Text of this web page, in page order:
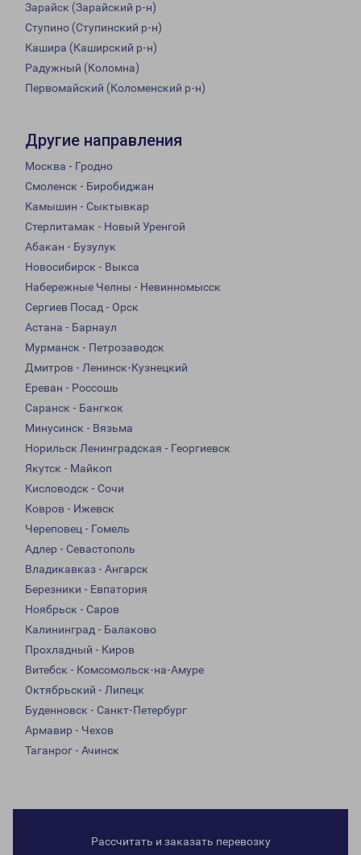
Зарайск (Зарайский р-н)
Ступино (Ступинский р-н)
Кашира (Каширский р-н)
Радужный (Коломна)
Первомайский (Коломенский р-н)
Другие направления
Москва - Гродно
Смоленск - Биробиджан
Камышин - Сыктывкар
Стерлитамак - Новый Уренгой
Абакан - Бузулук
Новосибирск - Выкса
Набережные Челны - Невинномысск
Сергиев Посад - Орск
Астана - Барнаул
Мурманск - Петрозаводск
Дмитров - Ленинск-Кузнецкий
Ереван - Россошь
Саранск - Бангкок
Минусинск - Вязьма
Норильск Ленинградская - Георгиевск
Якутск - Майкоп
Кисловодск - Сочи
Ковров - Ижевск
Череповец - Гомель
Адлер - Севастополь
Владикавказ - Ангарск
Березники - Евпатория
Ноябрьск - Саров
Калининград - Балаково
Прохладный - Киров
Витебск - Комсомольск-на-Амуре
Октябрьский - Липецк
Буденновск - Санкт-Петербург
Армавир - Чехов
Таганрог - Ачинск
Рассчитать и заказать перевозку